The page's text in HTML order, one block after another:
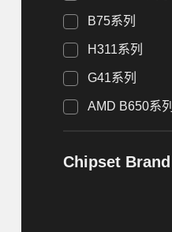
B75系列
H311系列
G41系列
AMD B650系列
Chipset Brand